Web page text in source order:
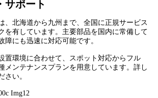
サポート
、北海道から九州まで、全国に正規サービス
を有しています。主要部品を国内に常備して
障にも迅速に対応可能です。
置環境に合わせて、スポット対応からフル
メンテナンスプランを用意しています。詳し
さい。